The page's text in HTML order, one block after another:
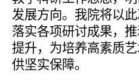
发展方向。 我院将以
落实各项研讨成果，
提升，为培养高素质
供坚实保障。